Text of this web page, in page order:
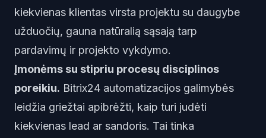
kiekvienas klientas virsta projektu su daugybe
užduočių, gauna natūralią sąsają tarp
pardavimų ir projekto vykdymo.
Įmonėms su stipriu procesų disciplinos
poreikiu. Bitrix24 automatizacijos galimybės
leidžia griežtai apibrėžti, kaip turi judėti
kiekvienas lead ar sandoris. Tai tinka